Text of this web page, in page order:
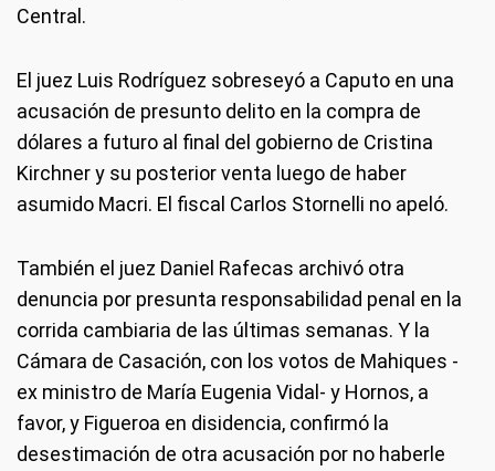
Central.
El juez Luis Rodríguez sobreseyó a Caputo en una
acusación de presunto delito en la compra de
dólares a futuro al final del gobierno de Cristina
Kirchner y su posterior venta luego de haber
asumido Macri. El fiscal Carlos Stornelli no apeló.
También el juez Daniel Rafecas archivó otra
denuncia por presunta responsabilidad penal en la
corrida cambiaria de las últimas semanas. Y la
Cámara de Casación, con los votos de Mahiques -
ex ministro de María Eugenia Vidal- y Hornos, a
favor, y Figueroa en disidencia, confirmó la
desestimación de otra acusación por no haberle